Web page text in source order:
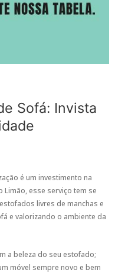
Sofá: Invista
é um investimento na
Limão, esse serviço tem se
livres de manchas e
e valorizando o ambiente da
a beleza do seu estofado;
móvel sempre novo e bem